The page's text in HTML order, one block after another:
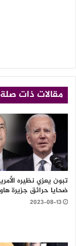
مقالات ذات صلة
تبون يعزي نظيره
ضحايا حرائق جزيرة
2023-08-13